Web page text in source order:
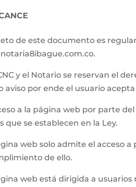
de este documento es
y el Notario se reservan el
aviso por ende el usuario
a la página web por parte
que se establecen en la Ley.
web solo admite el acceso a
de ello.
web está dirigida a usuarios